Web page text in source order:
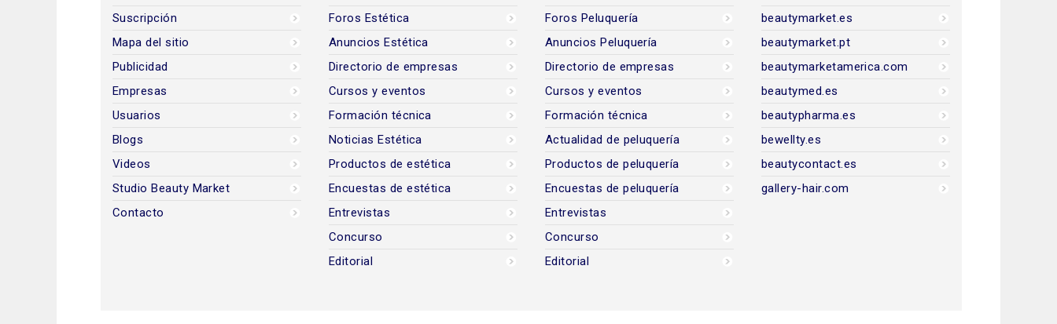
Suscripción
Mapa del sitio
Publicidad
Empresas
Usuarios
Blogs
Videos
Studio Beauty Market
Contacto
Foros Estética
Anuncios Estética
Directorio de empresas
Cursos y eventos
Formación técnica
Noticias Estética
Productos de estética
Encuestas de estética
Entrevistas
Concurso
Editorial
Foros Peluquería
Anuncios Peluquería
Directorio de empresas
Cursos y eventos
Formación técnica
Actualidad de peluquería
Productos de peluquería
Encuestas de peluquería
Entrevistas
Concurso
Editorial
beautymarket.es
beautymarket.pt
beautymarketamerica.com
beautymed.es
beautypharma.es
bewellty.es
beautycontact.es
gallery-hair.com